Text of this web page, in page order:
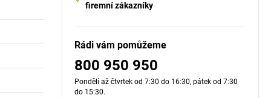
firemní zákazníky
Rádi vám pomůžeme
800 950 950
Pondělí až čtvrtek od 7:30 do 16:30, pátek od 7:30
do 15:30.